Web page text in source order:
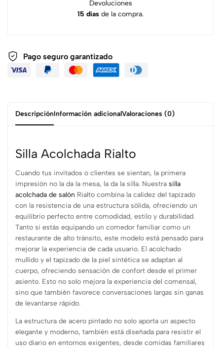
Devoluciones
15 días de la compra.
Pago seguro garantizado
DescripciónInformación adicionalValoraciones (0)
Silla Acolchada Rialto
Cuando tus invitados o clientes se sientan, la primera
impresión no la da la mesa, la da la silla. Nuestra silla
acolchada de salón Rialto combina la calidez del tapizado
con la resistencia de una estructura sólida, ofreciendo un
equilibrio perfecto entre comodidad, estilo y durabilidad.
Tanto si estás equipando un comedor familiar como un
restaurante de alto tránsito, este modelo está pensado para
mejorar la experiencia de cada usuario. El acolchado
mullido y el tapizado de la piel sintética se adaptan al
cuerpo, ofreciendo sensación de confort desde el primer
asiento. Esto no solo mejora la experiencia del comensal,
sino que también favorece conversaciones largas sin ganas
de levantarse rápido.
La estructura de acero pintado no solo aporta un aspecto
elegante y moderno, también está diseñada para resistir el
uso diario en entornos exigentes, desde comidas familiares